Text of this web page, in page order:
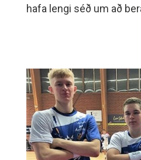
hafa lengi séð um að